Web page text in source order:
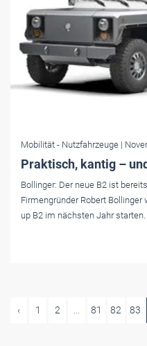
Mobilität - Nutzfahrzeuge |
Praktisch, kantig –
Bollinger: Der neue B2 ist
Firmengründer Robert
up B2 im nächsten Jahr starten.
‹ 1 2 ... 81 82 83